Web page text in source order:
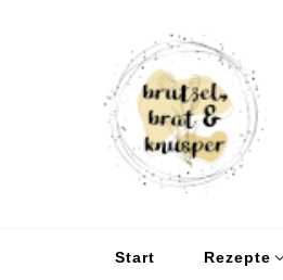
Start Rezepte